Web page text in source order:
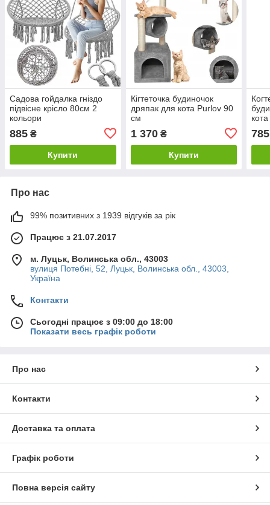
Садова гойдалка гніздо
підвісне крісло 80см 2
кольори
885 ₴
Купити
Кігтеточка будиночок
дряпак для кота Purlov 90
см
1 370₴
Купити
785
Про нас
99% позитивних з 1939 відгуків за рік
Працює з 21.07.2017
м. Луцьк, Волинська обл., 43003
вулиця Потебні, 52, Луцьк, Волинська обл., 43003,
Україна
Контакти
Сьогодні працює з 09:00 до 18:00
Показати весь графік роботи
Про нас
Контакти
Доставка та оплата
Графік роботи
Повна версія сайту